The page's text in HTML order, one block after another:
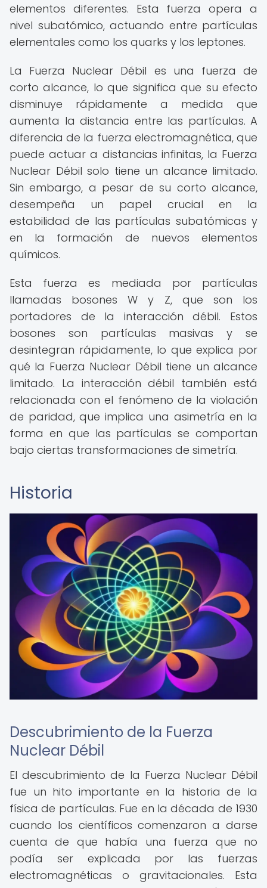
elementos diferentes. Esta fuerza opera a
nivel subatómico, actuando entre partículas
elementales como los quarks y los leptones.
La Fuerza Nuclear Débil es una fuerza de
corto alcance, lo que significa que su efecto
disminuye rápidamente a medida que
aumenta la distancia entre las partículas. A
diferencia de la fuerza electromagnética, que
puede actuar a distancias infinitas, la Fuerza
Nuclear Débil solo tiene un alcance limitado.
Sin embargo, a pesar de su corto alcance,
desempeña un papel crucial en la
estabilidad de las partículas subatómicas y
en la formación de nuevos elementos
químicos.
Esta fuerza es mediada por partículas
llamadas bosones W y Z, que son los
portadores de la interacción débil. Estos
bosones son partículas masivas y se
desintegran rápidamente, lo que explica por
qué la Fuerza Nuclear Débil tiene un alcance
limitado. La interacción débil también está
relacionada con el fenómeno de la violación
de paridad, que implica una asimetría en la
forma en que las partículas se comportan
bajo ciertas transformaciones de simetría.
Historia
Descubrimiento de la Fuerza
Nuclear Débil
El descubrimiento de la Fuerza Nuclear Débil
fue un hito importante en la historia de la
física de partículas. Fue en la década de 1930
cuando los científicos comenzaron a darse
cuenta de que había una fuerza que no
podía ser explicada por las fuerzas
electromagnéticas o gravitacionales. Esta